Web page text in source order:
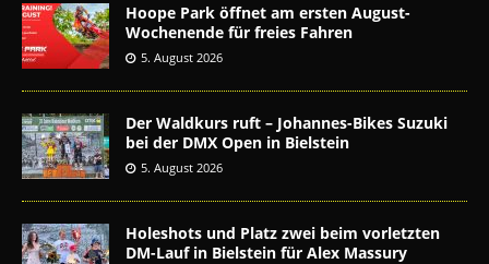
Hoope Park öffnet am ersten August-
Wochenende für freies Fahren
5. August 2026
Der Waldkurs ruft – Johannes-Bikes Suzuki
bei der DMX Open in Bielstein
5. August 2026
Holeshots und Platz zwei beim vorletzten
DM-Lauf in Bielstein für Alex Massury